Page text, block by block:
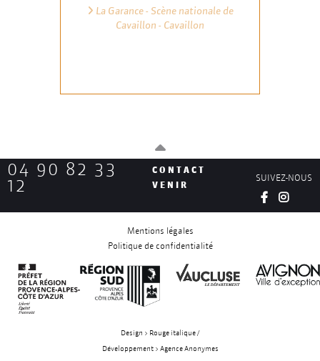
La Garance - Scène nationale de
Cavaillon - Cavaillon
04 90 82 33
12
CONTACT
VENIR
SUIVEZ-NOUS
Mentions légales
Politique de confidentialité
Design > Rouge italique /
Développement > Agence Anonymes